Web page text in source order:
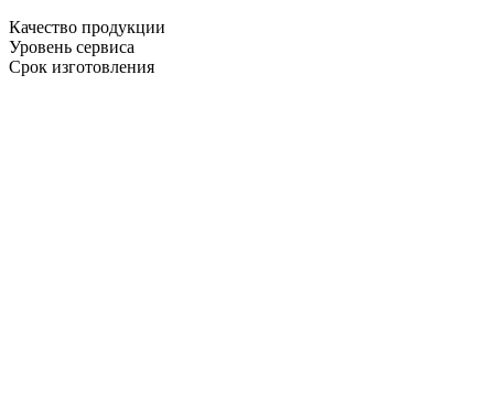
Качество продукции
Уровень сервиса
Срок изготовления